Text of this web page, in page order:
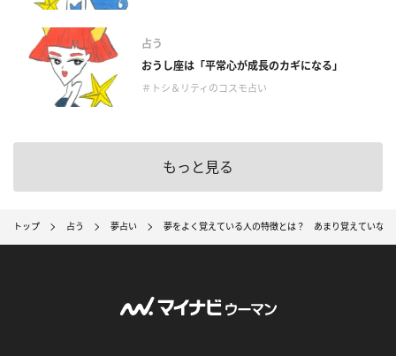
占う
おうし座は「平常心が成長のカギになる」
＃トシ＆リティのコスモ占い
もっと見る
トップ 占う 夢占い 夢をよく覚えている人の特徴とは？ あまり覚えていない